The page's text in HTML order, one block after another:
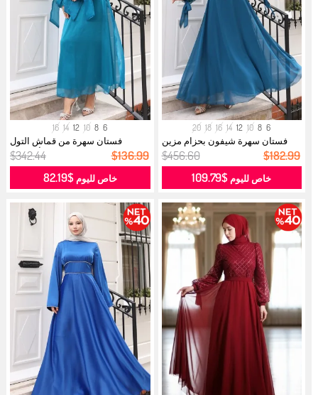
6
8
10
12
14
16
18
20
فستان سهرة شيفون بحزام مزين
بالترتر...
$456.60 $182.99
خاص لليوم $109.79
6
8
10
12
14
16
فستان سهرة من قماش التول
والأورجانز...
$342.44 $136.99
خاص لليوم$82.19